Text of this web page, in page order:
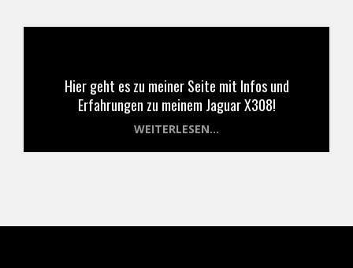
Hier geht es zu meiner Seite mit Infos und
Erfahrungen zu meinem Jaguar X308!
WEITERLESEN...